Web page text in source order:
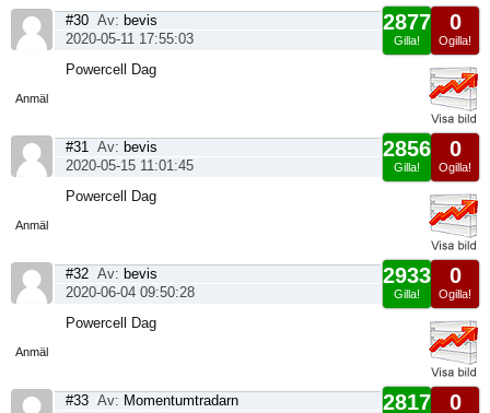
Anmäl
0
Ogilla!
2877
Gilla!
#30 Av: bevis
2020-05-11 17:55:03
Powercell Dag
Anmäl
0
Ogilla!
2856
Gilla!
#31 Av: bevis
2020-05-15 11:01:45
Powercell Dag
Anmäl
0
Ogilla!
2933
Gilla!
#32 Av: bevis
2020-06-04 09:50:28
Powercell Dag
0
2817
#33 Av: Momentumtradarn